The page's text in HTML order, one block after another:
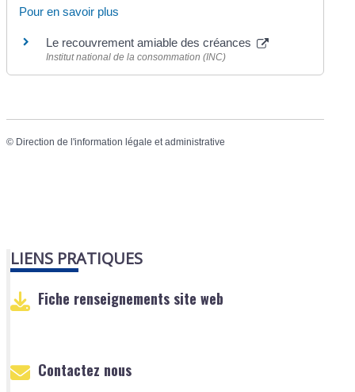
Pour en savoir plus
Le recouvrement amiable des créances
Institut national de la consommation (INC)
© Direction de l'information légale et administrative
LIENS PRATIQUES
Fiche renseignements site web
Contactez nous